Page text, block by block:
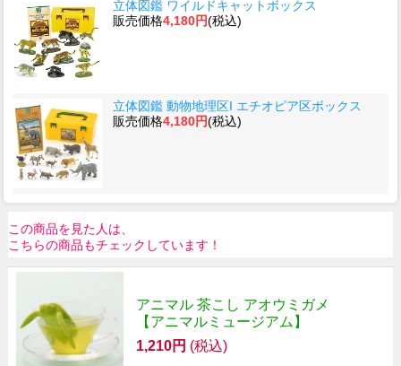
立体図鑑 ワイルドキャットボックス
販売価格4,180円(税込)
立体図鑑 動物地理区I エチオピア区ボックス
販売価格4,180円(税込)
この商品を見た人は、
こちらの商品もチェックしています！
アニマル 茶こし アオウミガメ
【アニマルミュージアム】
1,210円 (税込)